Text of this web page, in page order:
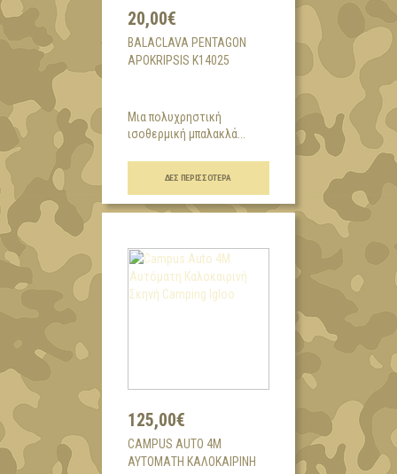
20,00€
BALACLAVA PENTAGON
APOKRIPSIS K14025
Μια πολυχρηστική
ισοθερμική μπαλακλά...
ΔΕΣ ΠΕΡΙΣΣΌΤΕΡΑ
125,00€
CAMPUS AUTO 4M
ΑΥΤΌΜΑΤΗ ΚΑΛΟΚΑΙΡΙΝΉ